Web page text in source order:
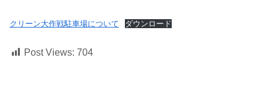
クリーン大作戦駐車場について ダウンロード
Post Views: 704